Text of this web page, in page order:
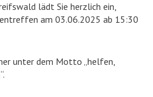
lädt Sie herzlich ein,
am 03.06.2025 ab 15:30
unter dem Motto „helfen,